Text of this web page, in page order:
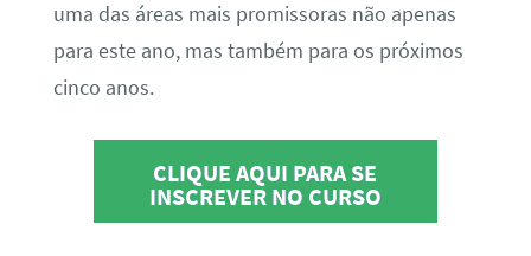
uma das áreas mais promissoras não apenas
para este ano, mas também para os próximos
cinco anos.
CLIQUE AQUI PARA SE
INSCREVER NO CURSO